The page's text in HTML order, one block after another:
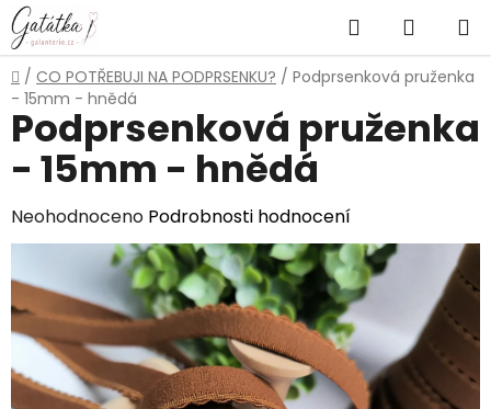
Přejít
na
obsah
Hledat
KOŠÍK
Domů
/ CO POTŘEBUJI NA PODPRSENKU? / Podprsenková pruženka
- 15mm - hnědá
Podprsenková pruženka
- 15mm - hnědá
Průměrné
hodnocení
produktu
je
0,0
z
Neohodnoceno Podrobnosti hodnocení